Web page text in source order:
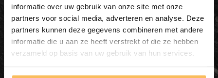
informatie over uw gebruik van onze site met onze
partners voor social media, adverteren en analyse. Deze
partners kunnen deze gegevens combineren met andere
informatie die u aan ze heeft verstrekt of die ze hebben
verzameld op basis van uw gebruik van hun services.
Waskom natuursteen
FL20420 - 41x38x15cm
In mijn winkelmand